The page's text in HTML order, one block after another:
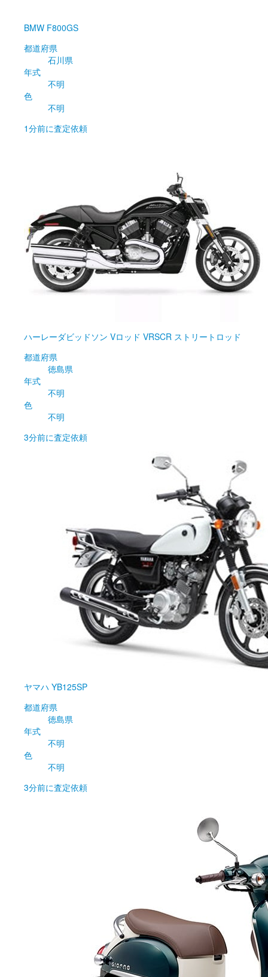
BMW F800GS
都道府県
石川県
年式
不明
色
不明
1分前に査定依頼
ハーレーダビッドソン Vロッド VRSCR ストリートロッド
都道府県
徳島県
年式
不明
色
不明
3分前に査定依頼
ヤマハ YB125SP
都道府県
徳島県
年式
不明
色
不明
3分前に査定依頼